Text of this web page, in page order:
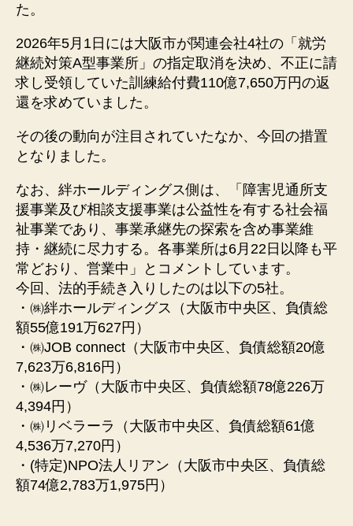
た。
2026年5月1日には大阪市が関連会社4社の「就労
継続対策A型事業所」の指定取消を決め、不正に請
求し受領していた訓練給付費110億7,650万円の返
還を求めていました。
その後の動向が注目されていたなか、今回の措置
となりました。
なお、絆ホールディングス側は、「障害児通所支
援事業及び相談支援事業は公益性を有する社会福
祉事業であり、事業承継先の探索を含め事業維
持・継続に尽力する。各事業所は6月22日以降も平
常どおり、営業中」とコメントしています。
今回、法的手続き入りしたのは以下の5社。
・㈱絆ホールディングス（大阪市中央区、負債総
額55億191万627円）
・㈱JOB connect（大阪市中央区、負債総額20億
7,623万6,816円）
・㈱レーヴ（大阪市中央区、負債総額78億226万
4,394円）
・㈱リベラーラ（大阪市中央区、負債総額61億
4,536万7,270円）
・(特定)NPO法人リアン（大阪市中央区、負債総
額74億2,783万1,975円）